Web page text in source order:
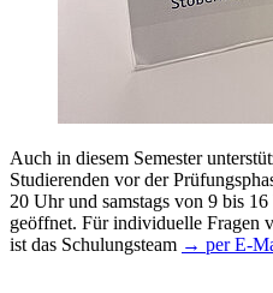
Auch in diesem Semester
Studierenden vor der
20 Uhr und samstags von 9 bis
geöffnet. Für individuelle Fragen
ist das Schulungsteam → per E-